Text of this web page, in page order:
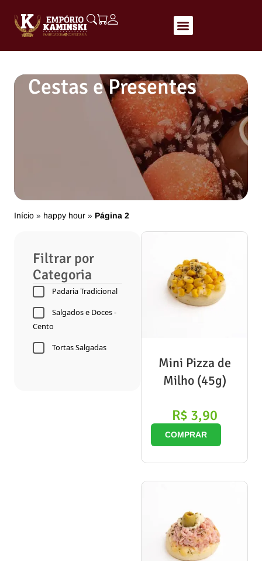
Cestas e Presentes
Início » happy hour » Página 2
Filtrar por
Categoria
Padaria Tradicional
Salgados e Doces -
Cento
Tortas Salgadas
Mini Pizza de
Milho (45g)
R$ 3,90
COMPRAR